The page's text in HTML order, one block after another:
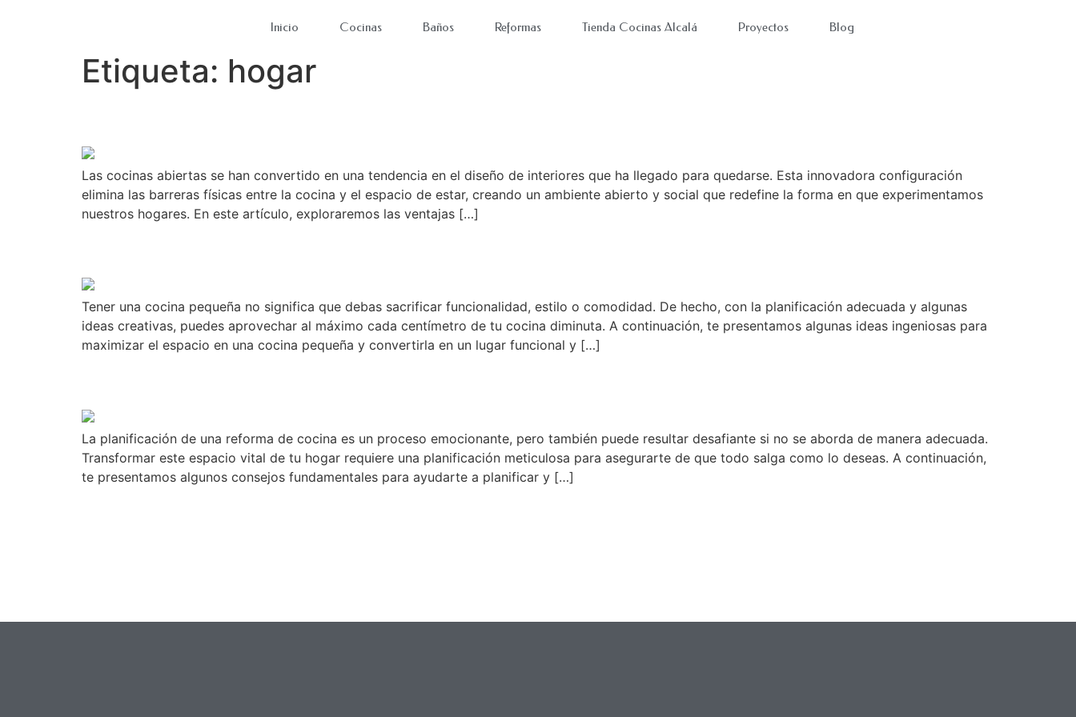
Inicio Cocinas Baños Reformas Tienda Cocinas Alcalá Proyectos Blog
Etiqueta: hogar
Las cocinas abiertas se han convertido en una tendencia en el diseño de interiores que ha llegado para quedarse. Esta innovadora configuración
elimina las barreras físicas entre la cocina y el espacio de estar, creando un ambiente abierto y social que redefine la forma en que experimentamos
nuestros hogares. En este artículo, exploraremos las ventajas […]
Tener una cocina pequeña no significa que debas sacrificar funcionalidad, estilo o comodidad. De hecho, con la planificación adecuada y algunas
ideas creativas, puedes aprovechar al máximo cada centímetro de tu cocina diminuta. A continuación, te presentamos algunas ideas ingeniosas para
maximizar el espacio en una cocina pequeña y convertirla en un lugar funcional y […]
La planificación de una reforma de cocina es un proceso emocionante, pero también puede resultar desafiante si no se aborda de manera adecuada.
Transformar este espacio vital de tu hogar requiere una planificación meticulosa para asegurarte de que todo salga como lo deseas. A continuación,
te presentamos algunos consejos fundamentales para ayudarte a planificar y […]